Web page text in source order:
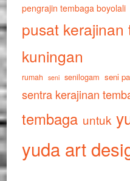
pengrajin tembaga boyolali
pusat kerajinan
kuningan
rumah seni senilogam seni
sentra kerajinan
tembaga untuk
yuda art